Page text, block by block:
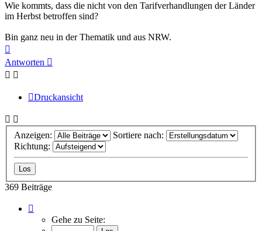
Wie kommts, dass die nicht von den Tarifverhandlungen der Länder
im Herbst betroffen sind?
Bin ganz neu in der Thematik und aus NRW.
oben
Antworten
Druckansicht
Anzeigen:
Sortiere nach:
Richtung:
369 Beiträge
10
von
Gehe zu Seite: